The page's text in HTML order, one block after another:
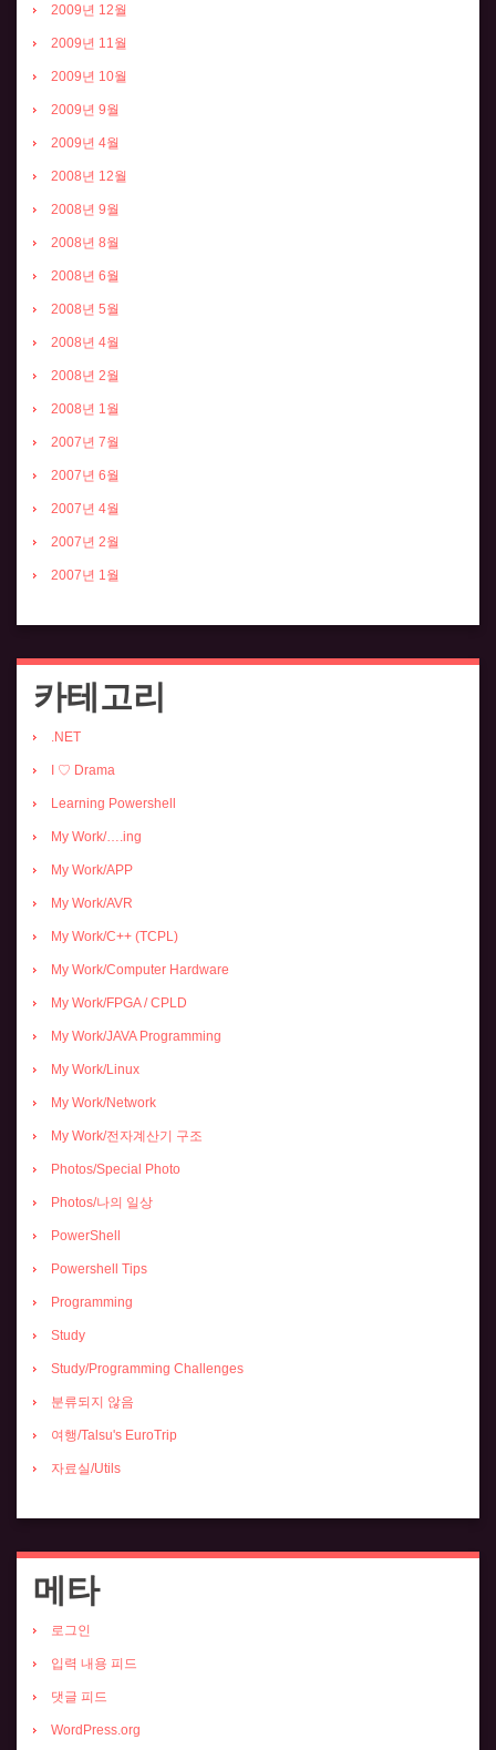
2009년 12월
2009년 11월
2009년 10월
2009년 9월
2009년 4월
2008년 12월
2008년 9월
2008년 8월
2008년 6월
2008년 5월
2008년 4월
2008년 2월
2008년 1월
2007년 7월
2007년 6월
2007년 4월
2007년 2월
2007년 1월
카테고리
.NET
I ♡ Drama
Learning Powershell
My Work/….ing
My Work/APP
My Work/AVR
My Work/C++ (TCPL)
My Work/Computer Hardware
My Work/FPGA / CPLD
My Work/JAVA Programming
My Work/Linux
My Work/Network
My Work/전자계산기 구조
Photos/Special Photo
Photos/나의 일상
PowerShell
Powershell Tips
Programming
Study
Study/Programming Challenges
분류되지 않음
여행/Talsu's EuroTrip
자료실/Utils
메타
로그인
입력 내용 피드
댓글 피드
WordPress.org